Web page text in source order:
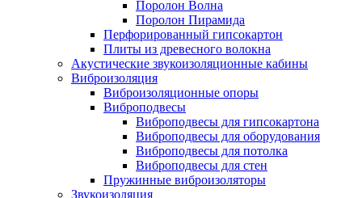
Поролон Волна
Поролон Пирамида
Перфорированный гипсокартон
Плиты из древесного волокна
Акустические звукоизоляционные кабины
Виброизоляция
Виброизоляционные опоры
Виброподвесы
Виброподвесы для гипсокартона
Виброподвесы для оборудования
Виброподвесы для потолка
Виброподвесы для стен
Пружинные виброизоляторы
Звукоизоляция